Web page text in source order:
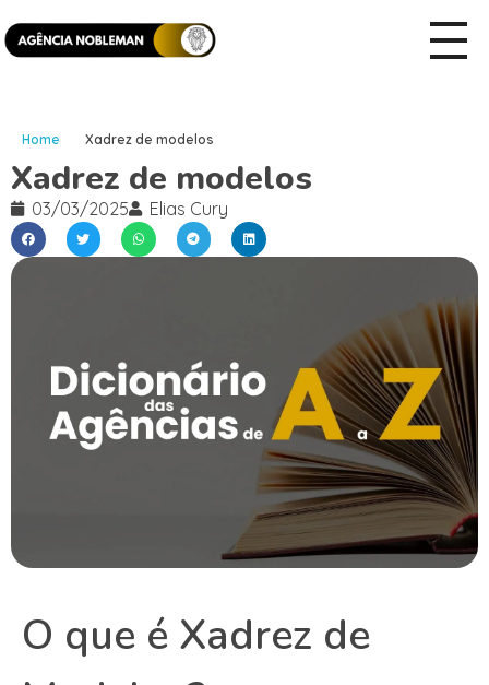
Home Xadrez de modelos
Xadrez de modelos
03/03/2025 Elias Cury
O que é Xadrez de